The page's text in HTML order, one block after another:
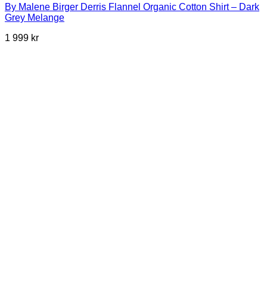
By Malene Birger Derris Flannel Organic Cotton Shirt – Dark
Grey Melange
1 999 kr